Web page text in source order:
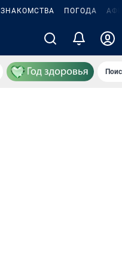
ЗНАКОМСТВА ПОГОДА